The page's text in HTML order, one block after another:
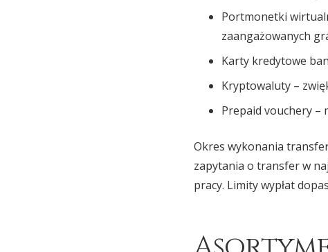
Portmonetki
zaangażowanych
Karty kredytowe
Kryptowaluty –
Prepaid vouchery –
Okres wykonania
zapytania o transfer w
pracy. Limity wypłat